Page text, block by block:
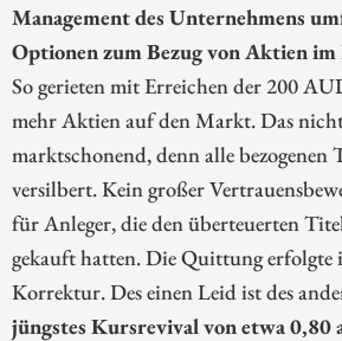
Management des Unternehmens
Optionen zum Bezug von Aktien
So gerieten mit Erreichen der 200
mehr Aktien auf den Markt. Das
marktschonend, denn alle
versilbert. Kein großer
für Anleger, die den überteuerten
gekauft hatten. Die Quittung erfolgte
Korrektur. Des einen Leid ist des
jüngstes Kursrevival von etwa 0,80